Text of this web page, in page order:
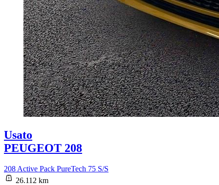
Usato
PEUGEOT 208
208 Active Pack PureTech 75 S/S
26.112 km